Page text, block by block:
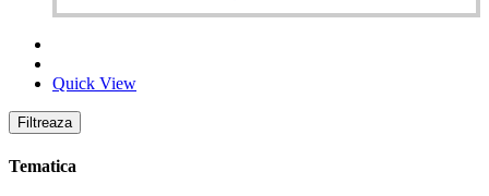
Quick View
Filtreaza
Tematica